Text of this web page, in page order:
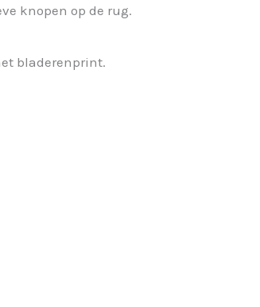
knopen op de rug.
bladerenprint.